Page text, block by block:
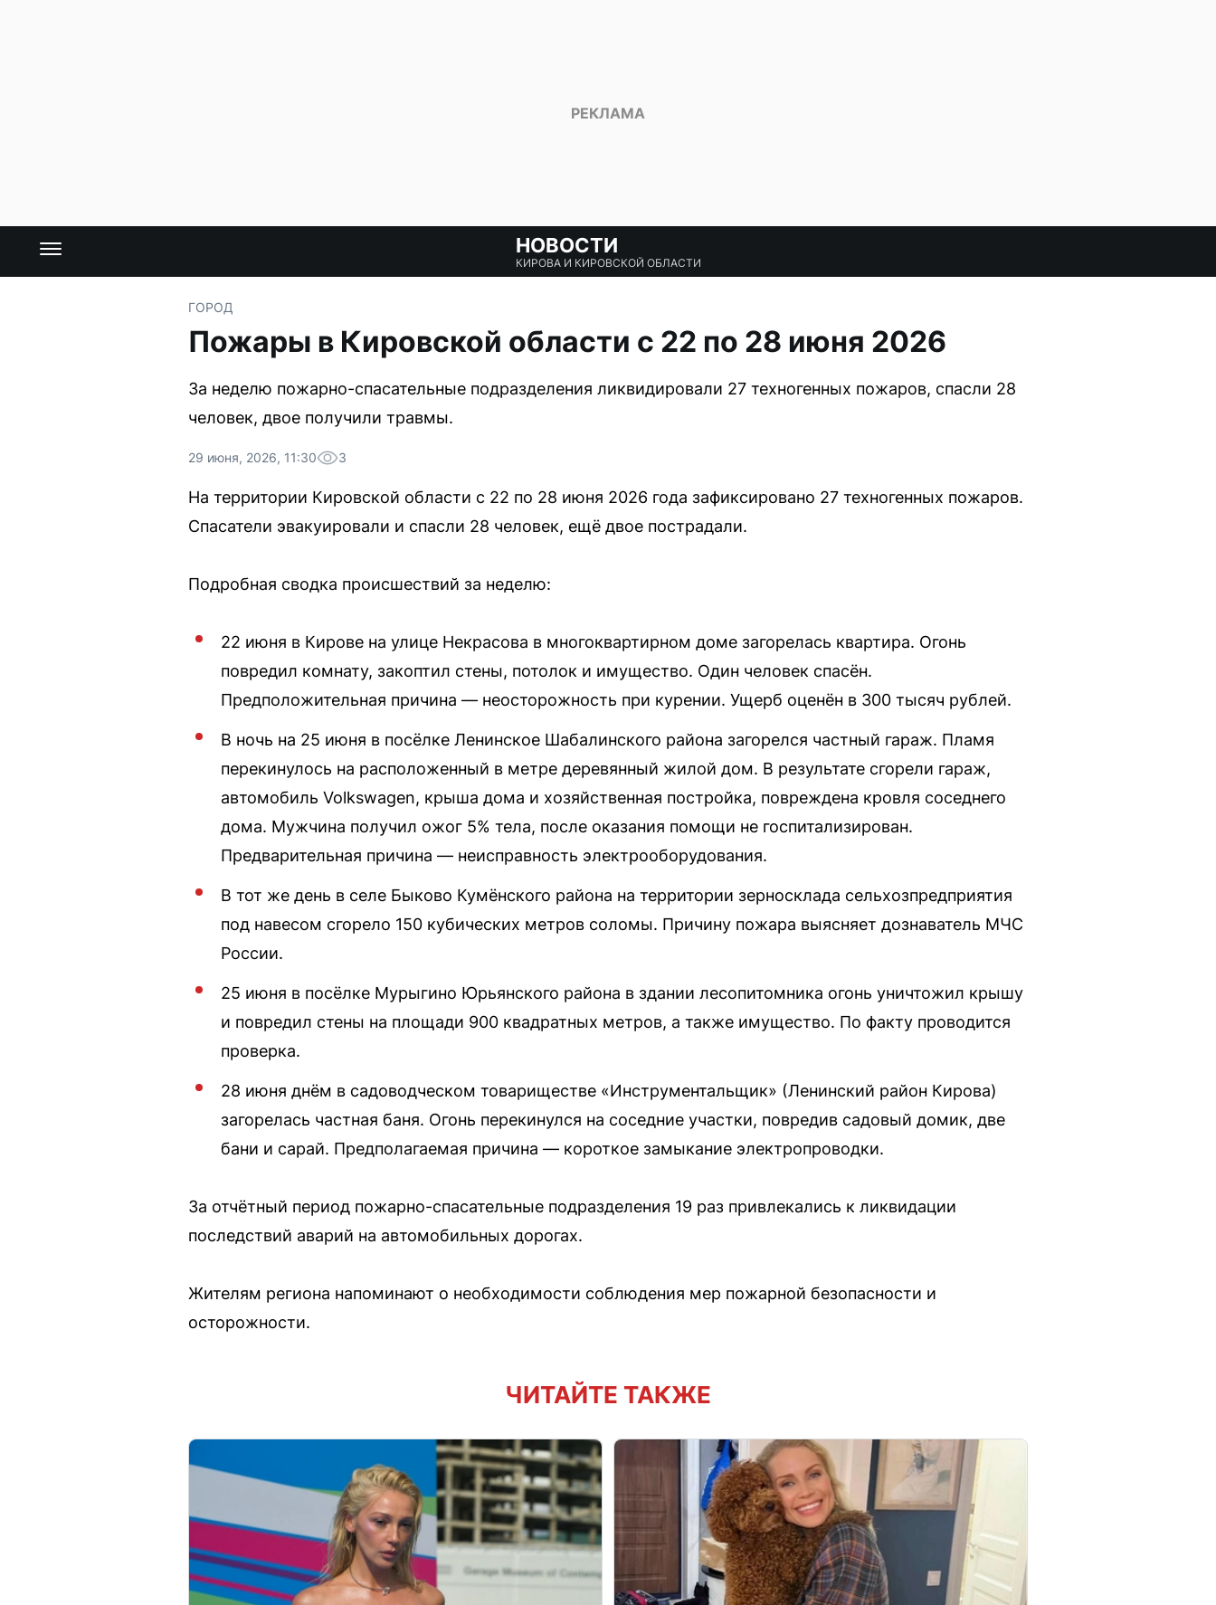
НОВОСТИ
КИРОВА И КИРОВСКОЙ ОБЛАСТИ
ГОРОД
Пожары в Кировской области с 22 по 28 июня 2026
За неделю пожарно-спасательные подразделения ликвидировали 27 техногенных пожаров, спасли 28
человек, двое получили травмы.
29 июня, 2026, 11:30 3
На территории Кировской области с 22 по 28 июня 2026 года зафиксировано 27 техногенных пожаров.
Спасатели эвакуировали и спасли 28 человек, ещё двое пострадали.
Подробная сводка происшествий за неделю:
22 июня в Кирове на улице Некрасова в многоквартирном доме загорелась квартира. Огонь
повредил комнату, закоптил стены, потолок и имущество. Один человек спасён.
Предположительная причина — неосторожность при курении. Ущерб оценён в 300 тысяч рублей.
В ночь на 25 июня в посёлке Ленинское Шабалинского района загорелся частный гараж. Пламя
перекинулось на расположенный в метре деревянный жилой дом. В результате сгорели гараж,
автомобиль Volkswagen, крыша дома и хозяйственная постройка, повреждена кровля соседнего
дома. Мужчина получил ожог 5% тела, после оказания помощи не госпитализирован.
Предварительная причина — неисправность электрооборудования.
В тот же день в селе Быково Кумёнского района на территории зерносклада сельхозпредприятия
под навесом сгорело 150 кубических метров соломы. Причину пожара выясняет дознаватель МЧС
России.
25 июня в посёлке Мурыгино Юрьянского района в здании лесопитомника огонь уничтожил крышу
и повредил стены на площади 900 квадратных метров, а также имущество. По факту проводится
проверка.
28 июня днём в садоводческом товариществе «Инструментальщик» (Ленинский район Кирова)
загорелась частная баня. Огонь перекинулся на соседние участки, повредив садовый домик, две
бани и сарай. Предполагаемая причина — короткое замыкание электропроводки.
За отчётный период пожарно-спасательные подразделения 19 раз привлекались к ликвидации
последствий аварий на автомобильных дорогах.
Жителям региона напоминают о необходимости соблюдения мер пожарной безопасности и
осторожности.
ЧИТАЙТЕ ТАКЖЕ